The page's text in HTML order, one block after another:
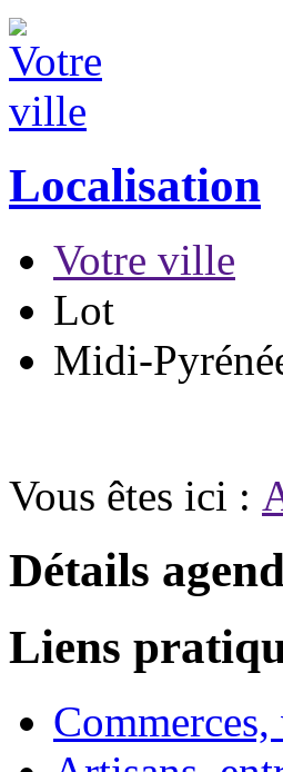
Localisation
Votre ville
Lot
Midi-
Vous êtes ici :
Détails
Liens